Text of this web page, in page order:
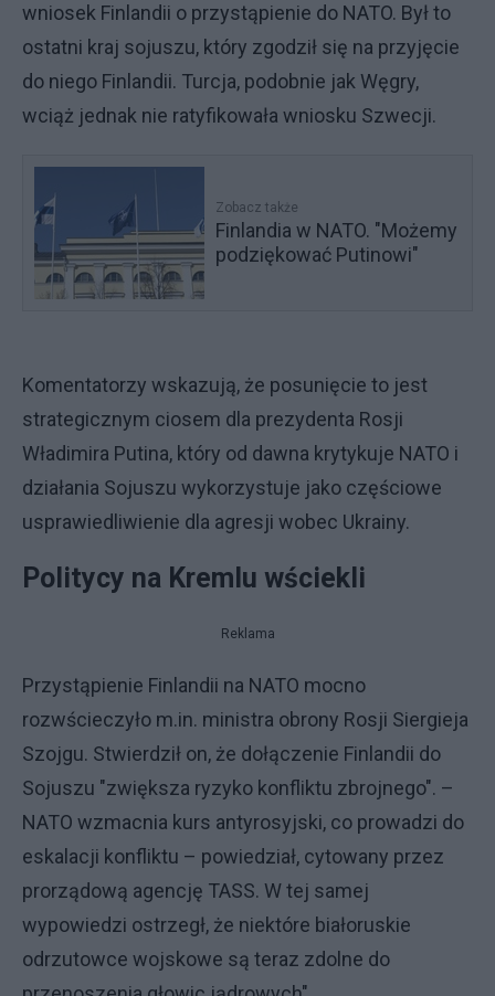
wniosek Finlandii o przystąpienie do NATO. Był to
ostatni kraj sojuszu, który zgodził się na przyjęcie
do niego Finlandii. Turcja, podobnie jak Węgry,
wciąż jednak nie ratyfikowała wniosku Szwecji.
Zobacz także
Finlandia w NATO. "Możemy
podziękować Putinowi"
Komentatorzy wskazują, że posunięcie to jest
strategicznym ciosem dla prezydenta Rosji
Władimira Putina, który od dawna krytykuje NATO i
działania Sojuszu wykorzystuje jako częściowe
usprawiedliwienie dla agresji wobec Ukrainy.
Politycy na Kremlu wściekli
Reklama
Przystąpienie Finlandii na NATO mocno
rozwścieczyło m.in. ministra obrony Rosji Siergieja
Szojgu. Stwierdził on, że dołączenie Finlandii do
Sojuszu "zwiększa ryzyko konfliktu zbrojnego". –
NATO wzmacnia kurs antyrosyjski, co prowadzi do
eskalacji konfliktu – powiedział, cytowany przez
prorządową agencję TASS. W tej samej
wypowiedzi ostrzegł, że niektóre białoruskie
odrzutowce wojskowe są teraz zdolne do